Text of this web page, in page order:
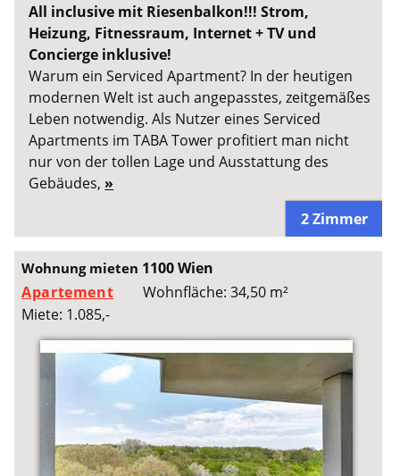
All inclusive mit Riesenbalkon!!! Strom,
Heizung, Fitnessraum, Internet + TV und
Concierge inklusive!
Warum ein Serviced Apartment? In der heutigen
modernen Welt ist auch angepasstes, zeitgemäßes
Leben notwendig. Als Nutzer eines Serviced
Apartments im TABA Tower profitiert man nicht
nur von der tollen Lage und Ausstattung des
Gebäudes, »
2 Zimmer
Wohnung mieten 1100 Wien
Apartement
Wohnfläche: 34,50 m²
Miete: 1.085,-